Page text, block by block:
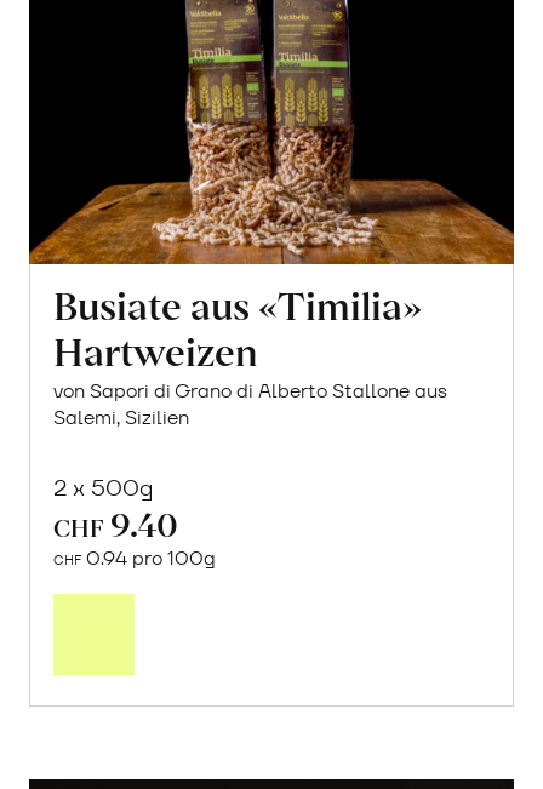
Busiate aus «Timilia»
Hartweizen
von Sapori di Grano di Alberto Stallone aus
Salemi, Sizilien
2 x 500g
CHF 9.40
CHF 0.94 pro 100g